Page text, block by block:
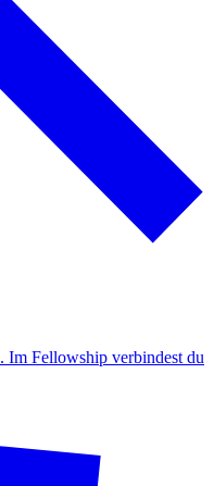
Im Fellowship verbindest du